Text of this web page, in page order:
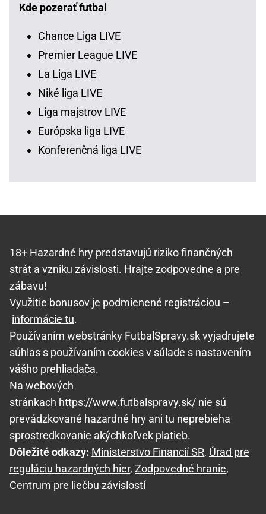
Kde pozerať futbal
Chance Liga LIVE
Premier League LIVE
La Liga LIVE
Niké liga LIVE
Liga majstrov LIVE
Európska liga LIVE
Konferenčná liga LIVE
18+ Hazardné hry predstavujú riziko finančných
strát a vzniku závislosti. Hrajte zodpovedne a pre
zábavu!
Využitie bonusov je podmienené registráciou –
informácie tu.
Používaním webstránky FutbalSpravy.sk vyjadrujete
súhlas s používaním cookies v súlade s nastavením
vášho prehliadača.
Na webových
stránkach https://www.futbalspravy.sk/ nie sú
prevádzkované hazardné hry ani tu neprebieha
sprostredkovanie akýchkoľvek platieb.
Dôležité odkazy: Ministerstvo Financií SR, Úrad pre
reguláciu hazardných hier, Zodpovedné hranie,
Centrum pre liečbu závislostí